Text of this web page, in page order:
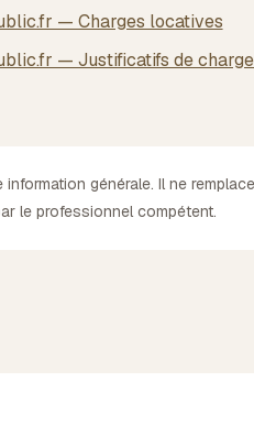
— Charges locatives
— Justificatifs de
générale. Il ne
le professionnel compétent.